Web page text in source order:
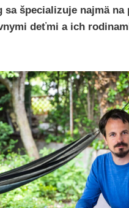
sa špecializuje najmä na
deťmi a ich